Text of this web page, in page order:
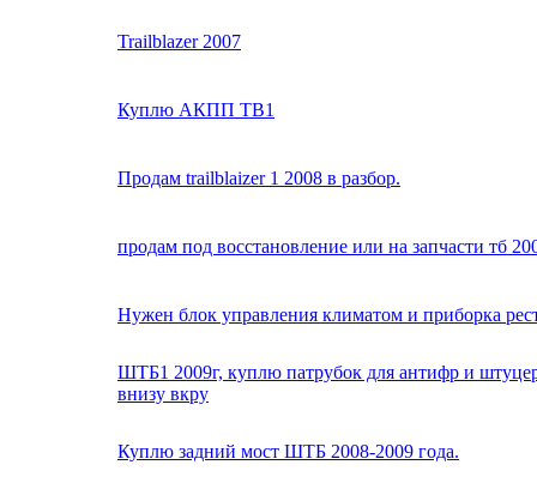
Trailblazer 2007
Куплю АКПП TB1
Продам trailblaizer 1 2008 в разбор.
продам под восстановление или на запчасти тб
Нужен блок управления климатом и приборка
ШТБ1 2009г, куплю патрубок для антифр и
внизу вкру
Куплю задний мост ШТБ 2008-2009 года.